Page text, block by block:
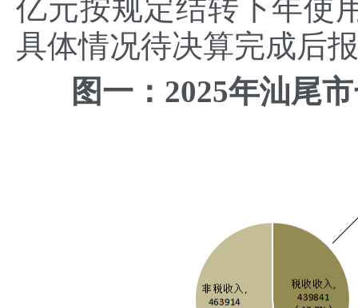
亿元按规定结转下年使
具体情况待决算完成后
图一：2025年汕尾